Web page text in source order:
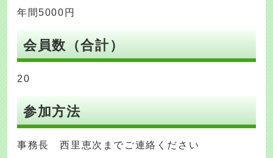
年間5000円
会員数（合計）
20
参加方法
事務長 西里恵次までご連絡ください